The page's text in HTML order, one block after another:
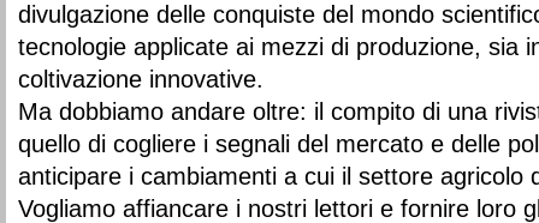
divulgazione delle conquiste del mondo
tecnologie applicate ai mezzi di produzione, sia
coltivazione innovative.
Ma dobbiamo andare oltre: il compito di una
quello di cogliere i segnali del mercato e delle
anticipare i cambiamenti a cui il settore agricolo
Vogliamo affiancare i nostri lettori e fornire loro